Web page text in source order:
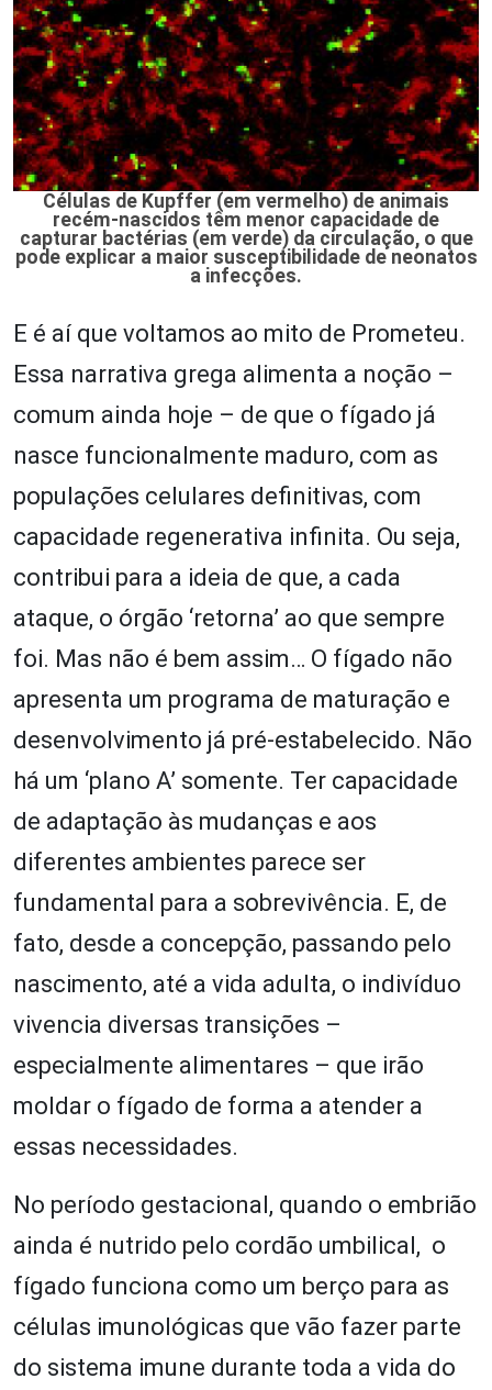
Células de Kupffer (em vermelho) de animais
recém-nascidos têm menor capacidade de
capturar bactérias (em verde) da circulação, o que
pode explicar a maior susceptibilidade de neonatos
a infecções.
E é aí que voltamos ao mito de Prometeu.
Essa narrativa grega alimenta a noção –
comum ainda hoje – de que o fígado já
nasce funcionalmente maduro, com as
populações celulares definitivas, com
capacidade regenerativa infinita. Ou seja,
contribui para a ideia de que, a cada
ataque, o órgão ‘retorna’ ao que sempre
foi. Mas não é bem assim… O fígado não
apresenta um programa de maturação e
desenvolvimento já pré-estabelecido. Não
há um ‘plano A’ somente. Ter capacidade
de adaptação às mudanças e aos
diferentes ambientes parece ser
fundamental para a sobrevivência. E, de
fato, desde a concepção, passando pelo
nascimento, até a vida adulta, o indivíduo
vivencia diversas transições –
especialmente alimentares – que irão
moldar o fígado de forma a atender a
essas necessidades.
No período gestacional, quando o embrião
ainda é nutrido pelo cordão umbilical, o
fígado funciona como um berço para as
células imunológicas que vão fazer parte
do sistema imune durante toda a vida do